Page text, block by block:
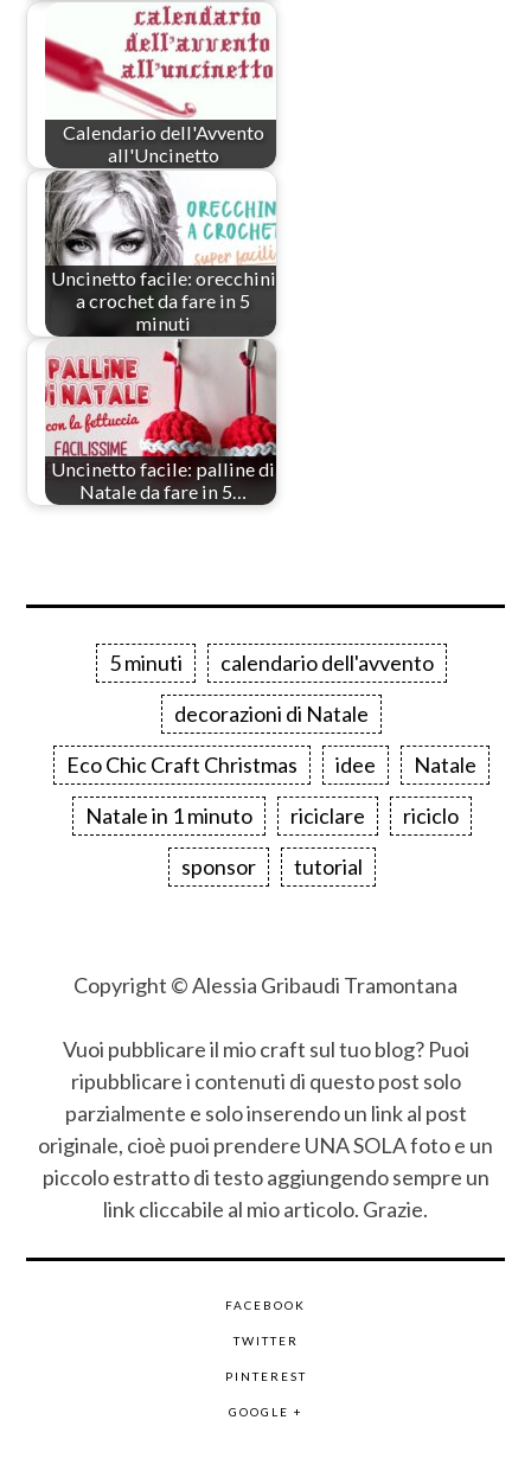
Calendario dell'Avvento
all'Uncinetto
Uncinetto facile: orecchini
a crochet da fare in 5
minuti
Uncinetto facile: palline di
Natale da fare in 5…
5 minuti
calendario dell'avvento
decorazioni di Natale
Eco Chic Craft Christmas
idee
Natale
Natale in 1 minuto
riciclare
riciclo
sponsor
tutorial
Copyright © Alessia Gribaudi Tramontana
Vuoi pubblicare il mio craft sul tuo blog? Puoi
ripubblicare i contenuti di questo post solo
parzialmente e solo inserendo un link al post
originale, cioè puoi prendere UNA SOLA foto e un
piccolo estratto di testo aggiungendo sempre un
link cliccabile al mio articolo. Grazie.
FACEBOOK
TWITTER
PINTEREST
GOOGLE +